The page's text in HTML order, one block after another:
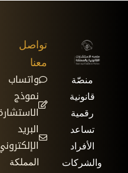
منصّة
قانونية
رقمية
تساعد
الأفراد
والشركات
تواصل
معنا
واتساب
نموذج
البريد
المملكة